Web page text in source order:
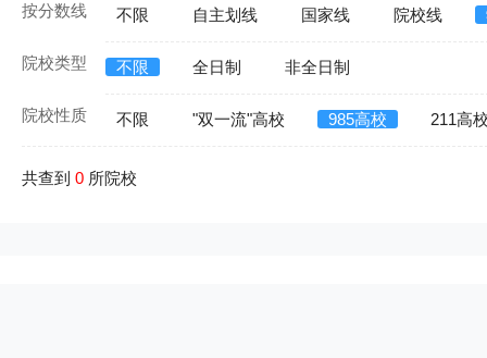
按分数线 不限 自主划线 国家线 院校线
院校类型 不限 全日制 非全日制
院校性质 不限 "双一流"高校 985高校 211高
共查到 0 所院校